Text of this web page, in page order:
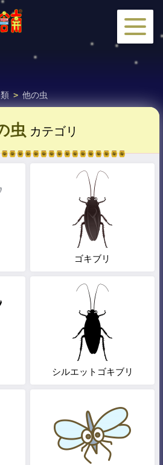
> 他の虫
虫 カテゴリ
ゴキブリ
シルエットゴキブリ